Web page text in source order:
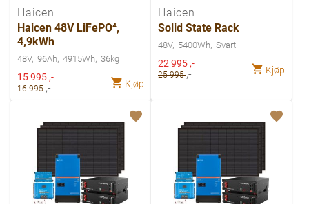
Haicen
Haicen 48V LiFePO⁴,
4,9kWh
48V 96Ah 4915Wh 36kg
Spesialpris
15 995,-
16 995,- Kjøp
Haicen
Solid State Rack
48V 5400Wh Svart
Spesialpris
22 995,-
25 995,- Kjøp